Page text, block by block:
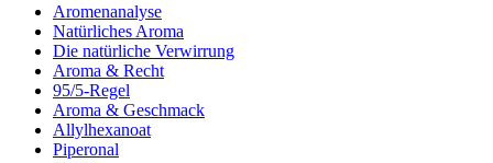
Aromenanalyse
Natürliches Aroma
Die natürliche Verwirrung
Aroma & Recht
95/5-Regel
Aroma & Geschmack
Allylhexanoat
Piperonal